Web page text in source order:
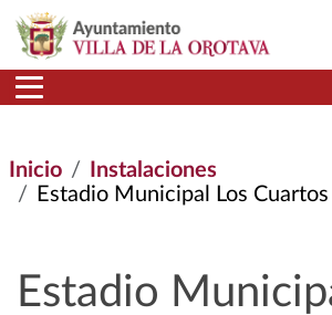
Pasar al contenido principal
Inicio
Instalaciones
Estadio Municipal Los Cuartos
Estadio